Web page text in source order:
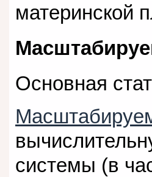
материнской
Основная
системы (в